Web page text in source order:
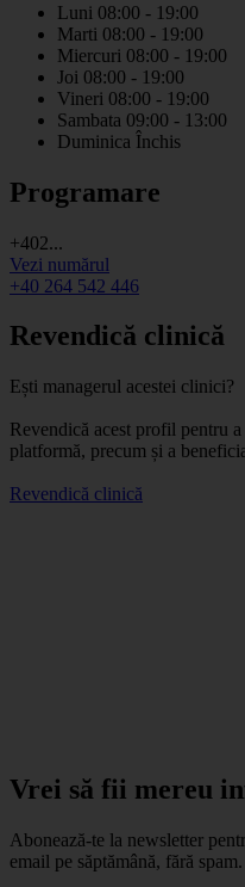
Luni 08:00 - 19:00
Marti 08:00 - 19:00
Miercuri 08:00 - 19:00
Joi 08:00 - 19:00
Vineri 08:00 - 19:00
Sambata 09:00 - 13:00
Duminica Închis
Programare
+402...
Vezi numărul
+40 264 542 446
Revendică clinică
Ești managerul acestei clinici?
Revendică acest profil pentru
platformă, precum și a
Revendică clinică
Vrei să fii mereu
Abonează-te la newsletter
email pe săptămână, fără spam.